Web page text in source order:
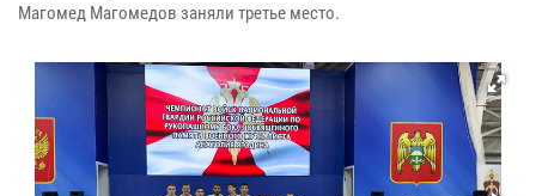
Магомед Магомедов заняли третье место.